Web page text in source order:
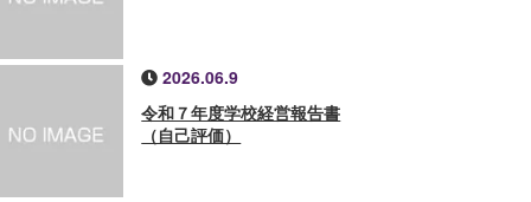
2026.06.9
令和７年度学校経営報告書
（自己評価）